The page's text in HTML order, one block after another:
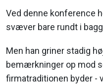
Ved denne konference
svæver bare rundt i
Men han griner stadig
bemærkninger op mod
firmatraditionen byder -